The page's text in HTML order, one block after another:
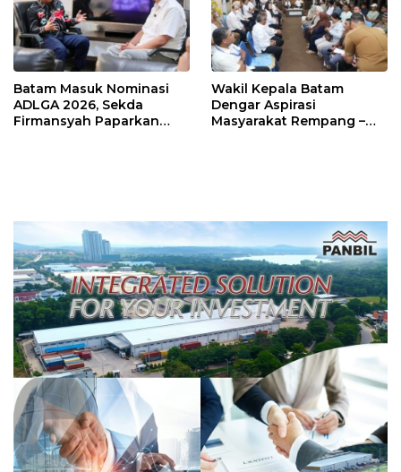
Batam Masuk Nominasi
ADLGA 2026, Sekda
Firmansyah Paparkan
Wakil Kepala Batam
Dengar Aspirasi
Masyarakat Rempang –